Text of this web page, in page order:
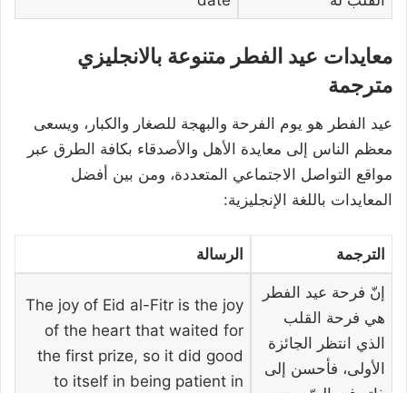
معايدات عيد الفطر متنوعة بالانجليزي
مترجمة
عيد الفطر هو يوم الفرحة والبهجة للصغار والكبار، ويسعى
معظم الناس إلى معايدة الأهل والأصدقاء بكافة الطرق عبر
مواقع التواصل الاجتماعي المتعددة، ومن بين أفضل
المعايدات باللغة الإنجليزية:
الترجمة الرسالة
إنّ فرحة عيد الفطر
هي فرحة القلب
الذي انتظر الجائزة
الأولى، فأحسن إلى
The joy of Eid al-Fitr is the joy
of the heart that waited for
the first prize, so it did good
to itself in being patient in